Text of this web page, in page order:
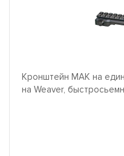
Кронштейн MAK на
на Weaver,